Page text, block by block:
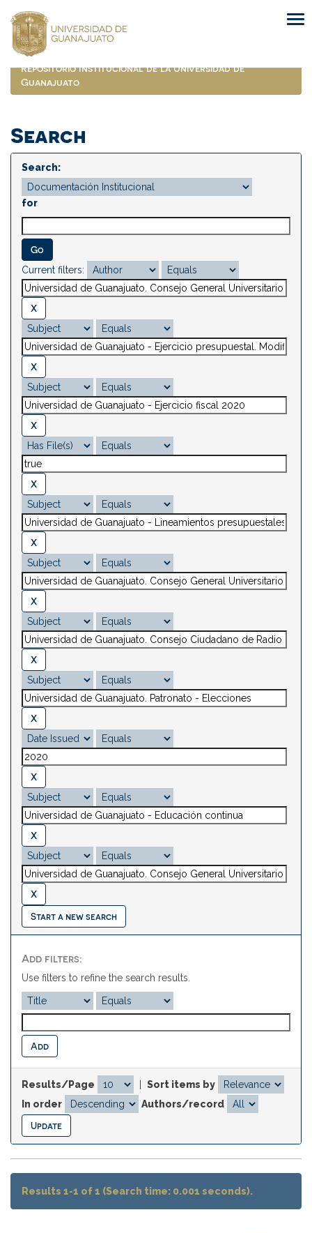
navigation
Repositorio Institucional de la Universidad de
Guanajuato
Search
Search:
for
Current filters:
Start a new search
Add filters:
Use filters to refine the search results.
Results/Page
Sort items by
In order
Authors/record
Results 1-1 of 1 (Search time: 0.001 seconds).